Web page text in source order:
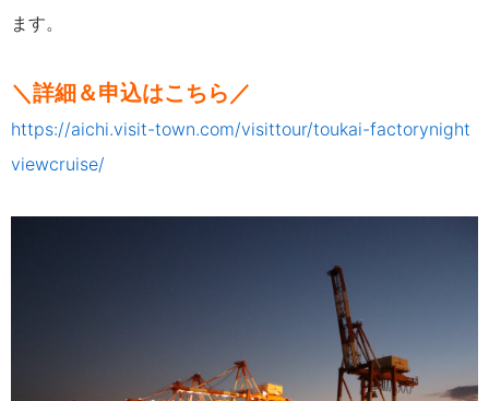
ます。
＼詳細＆申込はこちら／
https://aichi.visit-town.com/visittour/toukai-factorynight
viewcruise/